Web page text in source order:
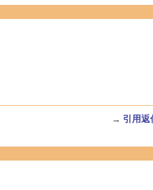
→ 引用返